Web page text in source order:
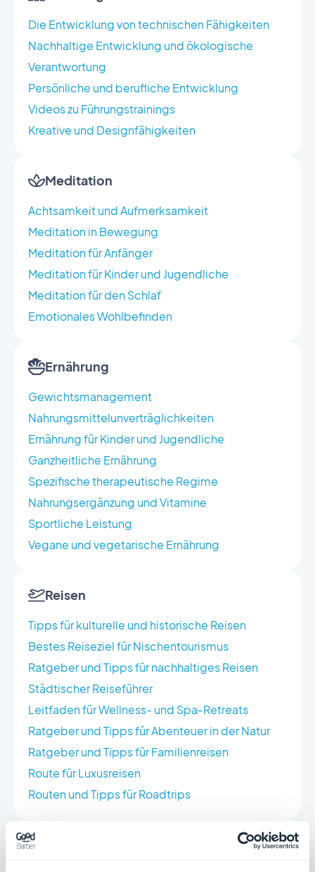
Die Entwicklung von technischen Fähigkeiten
Nachhaltige Entwicklung und ökologische
Verantwortung
Persönliche und berufliche Entwicklung
Videos zu Führungstrainings
Kreative und Designfähigkeiten
Meditation
Achtsamkeit und Aufmerksamkeit
Meditation in Bewegung
Meditation für Anfänger
Meditation für Kinder und Jugendliche
Meditation für den Schlaf
Emotionales Wohlbefinden
Ernährung
Gewichtsmanagement
Nahrungsmittelunverträglichkeiten
Ernährung für Kinder und Jugendliche
Ganzheitliche Ernährung
Spezifische therapeutische Regime
Nahrungsergänzung und Vitamine
Sportliche Leistung
Vegane und vegetarische Ernährung
Reisen
Tipps für kulturelle und historische Reisen
Bestes Reiseziel für Nischentourismus
Ratgeber und Tipps für nachhaltiges Reisen
Städtischer Reiseführer
Leitfaden für Wellness- und Spa-Retreats
Ratgeber und Tipps für Abenteuer in der Natur
Ratgeber und Tipps für Familienreisen
Route für Luxusreisen
Routen und Tipps für Roadtrips